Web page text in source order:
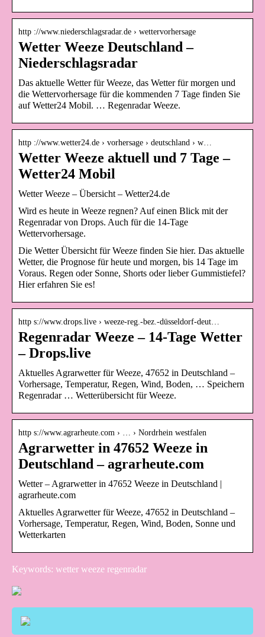
http ://www.niederschlagsradar.de › wettervorhersage
Wetter Weeze Deutschland –
Niederschlagsradar
Das aktuelle Wetter für Weeze, das Wetter für morgen und
die Wettervorhersage für die kommenden 7 Tage finden Sie
auf Wetter24 Mobil. … Regenradar Weeze.
http ://www.wetter24.de › vorhersage › deutschland › w…
Wetter Weeze aktuell und 7 Tage –
Wetter24 Mobil
Wetter Weeze – Übersicht – Wetter24.de
Wird es heute in Weeze regnen? Auf einen Blick mit der
Regenradar von Drops. Auch für die 14-Tage
Wettervorhersage.
Die Wetter Übersicht für Weeze finden Sie hier. Das aktuelle
Wetter, die Prognose für heute und morgen, bis 14 Tage im
Voraus. Regen oder Sonne, Shorts oder lieber Gummistiefel?
Hier erfahren Sie es!
http s://www.drops.live › weeze-reg.-bez.-düsseldorf-deut…
Regenradar Weeze – 14-Tage Wetter
– Drops.live
Aktuelles Agrarwetter für Weeze, 47652 in Deutschland –
Vorhersage, Temperatur, Regen, Wind, Boden, … Speichern
Regenradar … Wetterübersicht für Weeze.
http s://www.agrarheute.com › … › Nordrhein westfalen
Agrarwetter in 47652 Weeze in
Deutschland – agrarheute.com
Wetter – Agrarwetter in 47652 Weeze in Deutschland |
agrarheute.com
Aktuelles Agrarwetter für Weeze, 47652 in Deutschland –
Vorhersage, Temperatur, Regen, Wind, Boden, Sonne und
Wetterkarten
Keywords: wetter weeze regenradar